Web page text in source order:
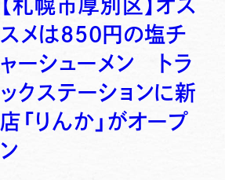
【札幌市厚別区】オス
スメは850円の塩チ
ャーシューメン トラ
ックステーションに新
店「りんか」がオープ
ン